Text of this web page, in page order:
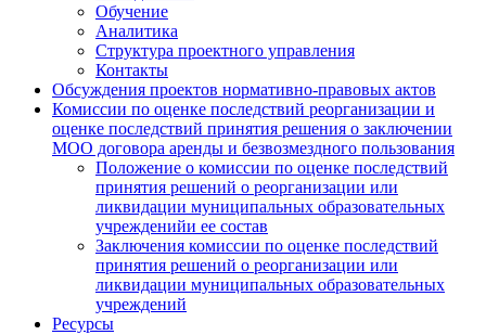
Обучение
Аналитика
Структура проектного управления
Контакты
Обсуждения проектов нормативно-правовых актов
Комиссии по оценке последствий реорганизации и
оценке последствий принятия решения о заключении
МОО договора аренды и безвозмездного пользования
Положение о комиссии по оценке последствий
принятия решений о реорганизации или
ликвидации муниципальных образовательных
учрежденийи ее состав
Заключения комиссии по оценке последствий
принятия решений о реорганизации или
ликвидации муниципальных образовательных
учреждений
Ресурсы